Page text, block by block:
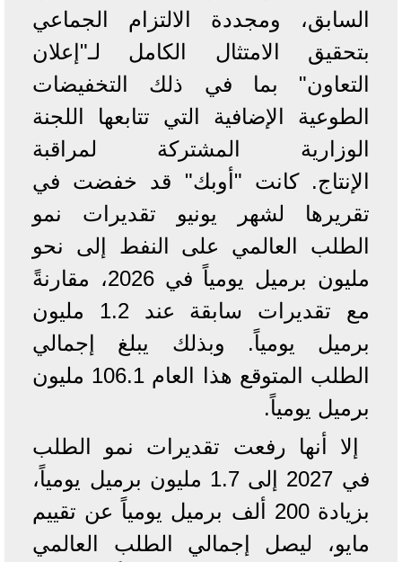
السابق، ومجددة الالتزام الجماعي
بتحقيق الامتثال الكامل لـ"إعلان
التعاون" بما في ذلك التخفيضات
الطوعية الإضافية التي تتابعها اللجنة
الوزارية المشتركة لمراقبة
الإنتاج. كانت "أوبك" قد خفضت في
تقريرها لشهر يونيو تقديرات نمو
الطلب العالمي على النفط إلى نحو
مليون برميل يومياً في 2026، مقارنةً
مع تقديرات سابقة عند 1.2 مليون
برميل يومياً. وبذلك يبلغ إجمالي
الطلب المتوقع هذا العام 106.1 مليون
برميل يومياً.
إلا أنها رفعت تقديرات نمو الطلب
في 2027 إلى 1.7 مليون برميل يومياً،
بزيادة 200 ألف برميل يومياً عن تقييم
مايو، ليصل إجمالي الطلب العالمي